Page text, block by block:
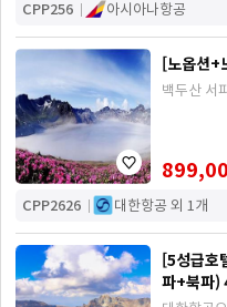
CPP256 아시아나항공
[노옵션+
백두산 서
CPP2626 대한항공 외 1개
[5성급호
파+북파)